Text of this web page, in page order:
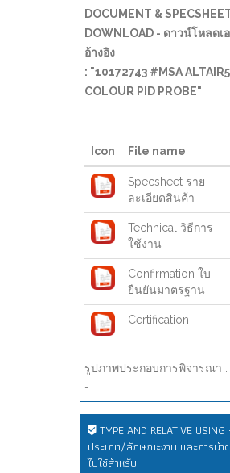
DOCUMENT &
DOWNLOAD - ดาวน์โหลดเ
อ้างอิง
: "10172743 #MSA
COLOUR PID PROBE"
Icon File name
Specsheet ราย
ละเอียดสินค้า
Technical วิธีการ
ใช้งาน
Confirmation ใบ
ยืนยันมาตรฐาน
Certification
รูปภาพประกอบการพิจารณา :
-
TYPE AND RELATIVE USING
ประเภท/ลักษณะงาน และการน
ไปใช้สำหรับ